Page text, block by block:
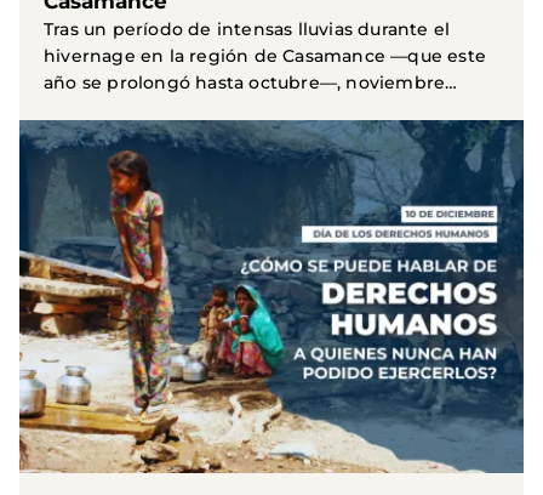
Tras un período de intensas lluvias durante el
hivernage en la región de Casamance —que este
año se prolongó hasta octubre—, noviembre